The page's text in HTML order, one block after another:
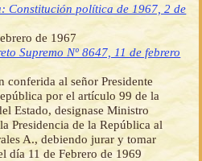
Constitución política de 1967, 2 de
de 1967
Supremo Nº 8647, 11 de febrero
conferida al señor Presidente
por el artículo 99 de la
Estado, designase Ministro
Presidencia de la República al
A., debiendo jurar y tomar
día 11 de Febrero de 1969